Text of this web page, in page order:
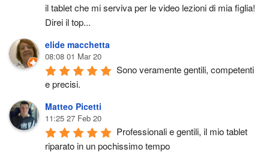
il tablet che mi serviva per le video lezioni di mia figlia!
Direi il top...
elide macchetta
08:08 01 Mar 20
Sono veramente gentili, competenti
e precisi.
Matteo Picetti
11:25 27 Feb 20
Professionali e gentili, il mio tablet
riparato in un pochissimo tempo